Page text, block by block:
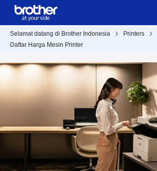
Selamat datang di Brother Indonesia
Printers
Daftar Harga Mesin Printer